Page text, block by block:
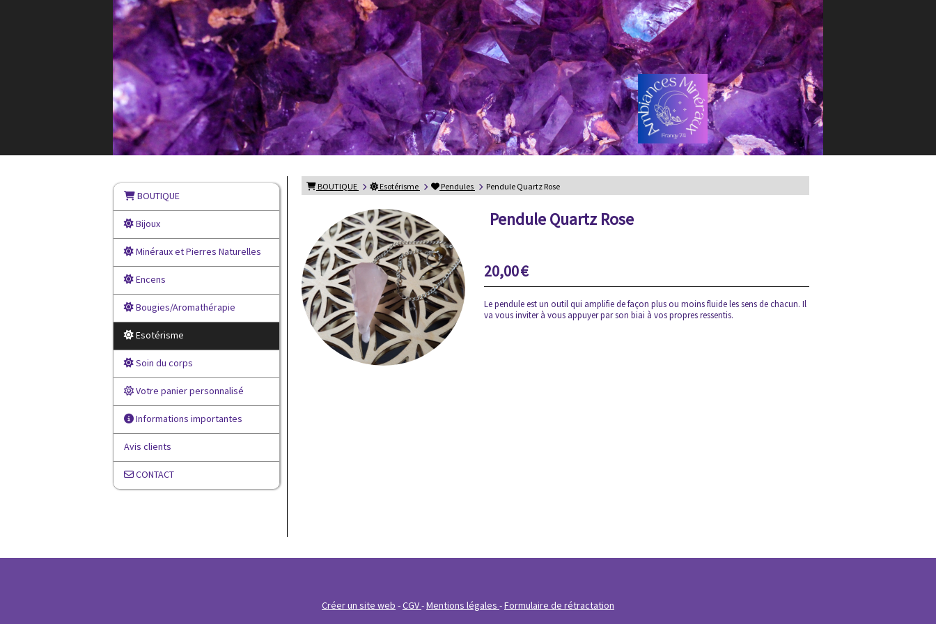
BOUTIQUE
Bijoux
Minéraux et Pierres Naturelles
Encens
Bougies/Aromathérapie
Esotérisme
Soin du corps
Votre panier personnalisé
Informations importantes
Avis clients
CONTACT
BOUTIQUE Esotérisme Pendules Pendule Quartz Rose
Pendule Quartz Rose
20,00€
Le pendule est un outil qui amplifie de façon plus ou moins fluide les sens de chacun. Il
va vous inviter à vous appuyer par son biai à vos propres ressentis.
Créer un site web CGV Mentions légales Formulaire de rétractation